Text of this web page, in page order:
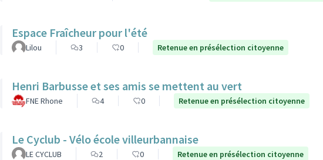
Espace Fraîcheur pour l'été
Lilou 3 0 Retenue en présélection citoyenne
Henri Barbusse et ses amis se mettent au vert
FNE Rhone 4 0 Retenue en présélection citoyenne
Le Cyclub - Vélo école villeurbannaise
LE CYCLUB 2 0 Retenue en présélection citoyenne